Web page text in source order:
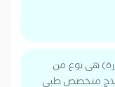
هى نوع من
متخصص طبي